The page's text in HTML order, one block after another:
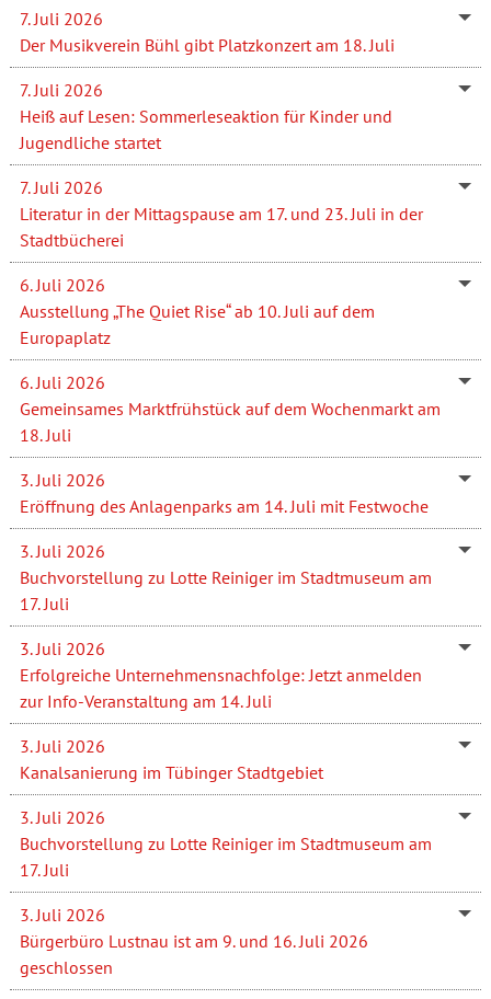
7. Juli 2026
Der Musikverein Bühl gibt Platzkonzert am 18. Juli
7. Juli 2026
Heiß auf Lesen: Sommerleseaktion für Kinder und
Jugendliche startet
7. Juli 2026
Literatur in der Mittagspause am 17. und 23. Juli in der
Stadtbücherei
6. Juli 2026
Ausstellung „The Quiet Rise“ ab 10. Juli auf dem
Europaplatz
6. Juli 2026
Gemeinsames Marktfrühstück auf dem Wochenmarkt am
18. Juli
3. Juli 2026
Eröffnung des Anlagenparks am 14. Juli mit Festwoche
3. Juli 2026
Buchvorstellung zu Lotte Reiniger im Stadtmuseum am
17. Juli
3. Juli 2026
Erfolgreiche Unternehmensnachfolge: Jetzt anmelden
zur Info-Veranstaltung am 14. Juli
3. Juli 2026
Kanalsanierung im Tübinger Stadtgebiet
3. Juli 2026
Buchvorstellung zu Lotte Reiniger im Stadtmuseum am
17. Juli
3. Juli 2026
Bürgerbüro Lustnau ist am 9. und 16. Juli 2026
geschlossen